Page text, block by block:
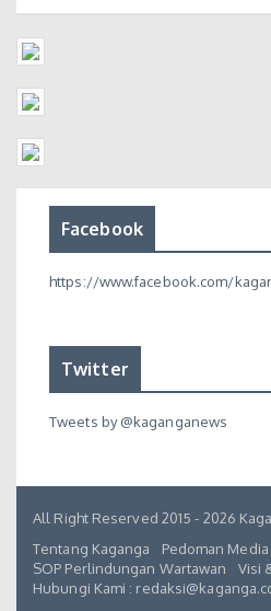
Facebook
https://www.facebook.com/
Twitter
Tweets by @kaganganews
All Right Reserved 2015 - 2026
Tentang Kaganga
Pedoman
SOP Perlindungan Wartawan
Visi
Hubungi Kami :